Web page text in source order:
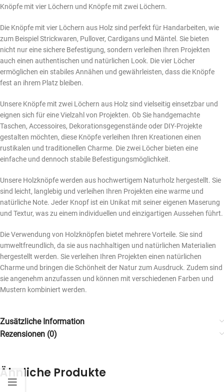
Knöpfe mit vier Löchern und Knöpfe mit zwei Löchern.
Die Knöpfe mit vier Löchern aus Holz sind perfekt für Handarbeiten, wie
zum Beispiel Strickwaren, Pullover, Cardigans und Mäntel. Sie bieten
nicht nur eine sichere Befestigung, sondern verleihen Ihren Projekten
auch einen authentischen und natürlichen Look. Die vier Löcher
ermöglichen ein stabiles Annähen und gewährleisten, dass die Knöpfe
fest an ihrem Platz bleiben.
Unsere Knöpfe mit zwei Löchern aus Holz sind vielseitig einsetzbar und
eignen sich für eine Vielzahl von Projekten. Ob Sie handgemachte
Taschen, Accessoires, Dekorationsgegenstände oder DIY-Projekte
gestalten möchten, diese Knöpfe verleihen Ihren Kreationen einen
rustikalen und traditionellen Charme. Die zwei Löcher bieten eine
einfache und dennoch stabile Befestigungsmöglichkeit.
Unsere Holzknöpfe werden aus hochwertigem Naturholz hergestellt. Sie
sind leicht, langlebig und verleihen Ihren Projekten eine warme und
natürliche Note. Jeder Knopf ist ein Unikat mit seiner eigenen Maserung
und Textur, was zu einem individuellen und einzigartigen Aussehen führt.
Die Verwendung von Holzknöpfen bietet mehrere Vorteile. Sie sind
umweltfreundlich, da sie aus nachhaltigen und natürlichen Materialien
hergestellt werden. Sie verleihen Ihren Projekten einen natürlichen
Charme und bringen die Schönheit der Natur zum Ausdruck. Zudem sind
sie angenehm anzufassen und können mit verschiedenen Farben und
Mustern kombiniert werden.
Zusätzliche Information
Rezensionen (0)
Ähnliche Produkte